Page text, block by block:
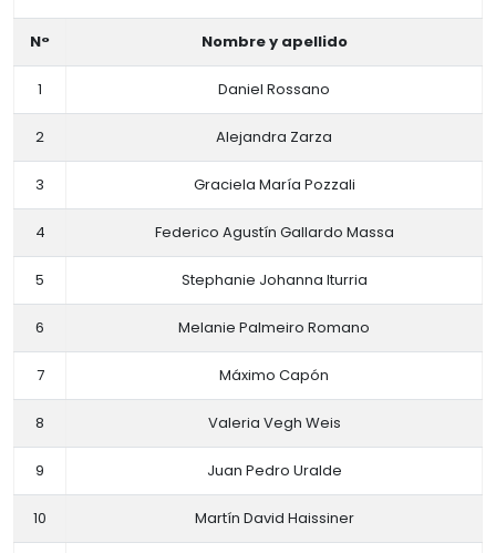
N° Nombre y apellido
1 Daniel Rossano
2 Alejandra Zarza
3 Graciela María Pozzali
4 Federico Agustín Gallardo Massa
5 Stephanie Johanna Iturria
6 Melanie Palmeiro Romano
7 Máximo Capón
8 Valeria Vegh Weis
9 Juan Pedro Uralde
10 Martín David Haissiner